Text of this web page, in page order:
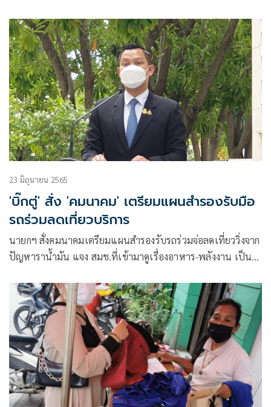
23 มิถุนายน 2565
'บิ๊กตู่' สั่ง 'คมนาคม' เตรียมแผนสำรองรับมือ
รถร่วมลดเที่ยวบริการ
นายกฯ สั่งคมนาคมเตรียมแผนสำรองรับรถร่วมจ่อลดเที่ยววิ่งจาก
ปัญหาราน้ำมัน แจง สมช.ที่เข้ามาดูเรื่องอาหาร-พลังงาน เป็น